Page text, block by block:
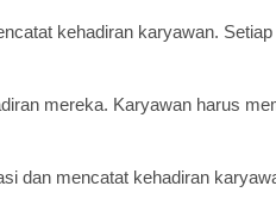
kehadiran karyawan.
mereka. Karyawan harus
dan mencatat kehadiran